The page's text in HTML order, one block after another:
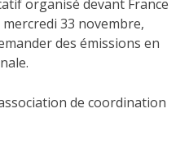
organisé devant France
33 novembre,
des émissions en
association de coordination